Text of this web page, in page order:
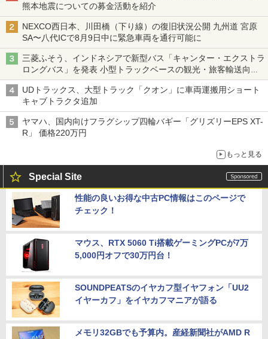
熊本地震についての募金活動を紹介
NEXCO西日本、川田橋（下り線）の復旧状況公開 九州道 宮原
SA〜八代ICで8月9日中に緊急車両を通行可能に
三菱ふそう、インドネシアで新型バス「キャンター・エクストラ
ロングバス」を発表 小型トラックベースの観光・旅客輸送向け
バス
UDトラックス、大型トラック「クオン」に車両運搬用ショート
キャブトラクタ追加
ヤマハ、国内向けフラグシップ四輪バギー「グリズリーEPS XT-
R」 価格220万円
もっと見る
Special Site
性能の良いお得な中古PC情報はこのページで
チェック！
マウス、RTX 5060 Ti搭載ゲーミングPCが7万
5,000円オフで30万円台！
SOUNDPEATSのイヤカフ型イヤフォン「UU2
イヤーカフ」をイヤカフマニアが語る
メモリ32GBでも予算内。産経新聞社がAMD R